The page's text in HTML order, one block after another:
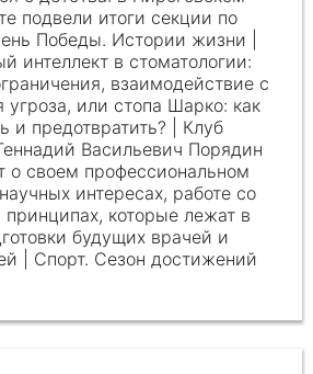
подвели итоги секции по
Победы. Истории жизни |
интеллект в стоматологии:
взаимодействие с
угроза, или стопа Шарко: как
и предотвратить? | Клуб
Васильевич Порядин
о своем профессиональном
интересах, работе со
принципах, которые лежат в
будущих врачей и
| Спорт. Сезон достижений